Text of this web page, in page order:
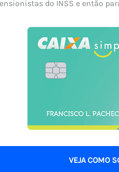
do INSS e então
VEJA COMO